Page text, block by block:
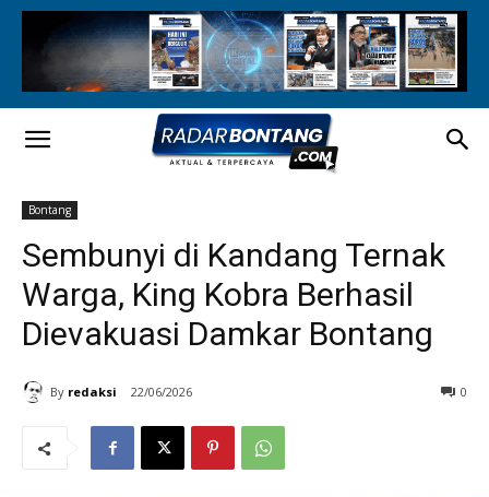
Bontang
Sembunyi di Kandang Ternak
Warga, King Kobra Berhasil
Dievakuasi Damkar Bontang
By redaksi 22/06/2026 0